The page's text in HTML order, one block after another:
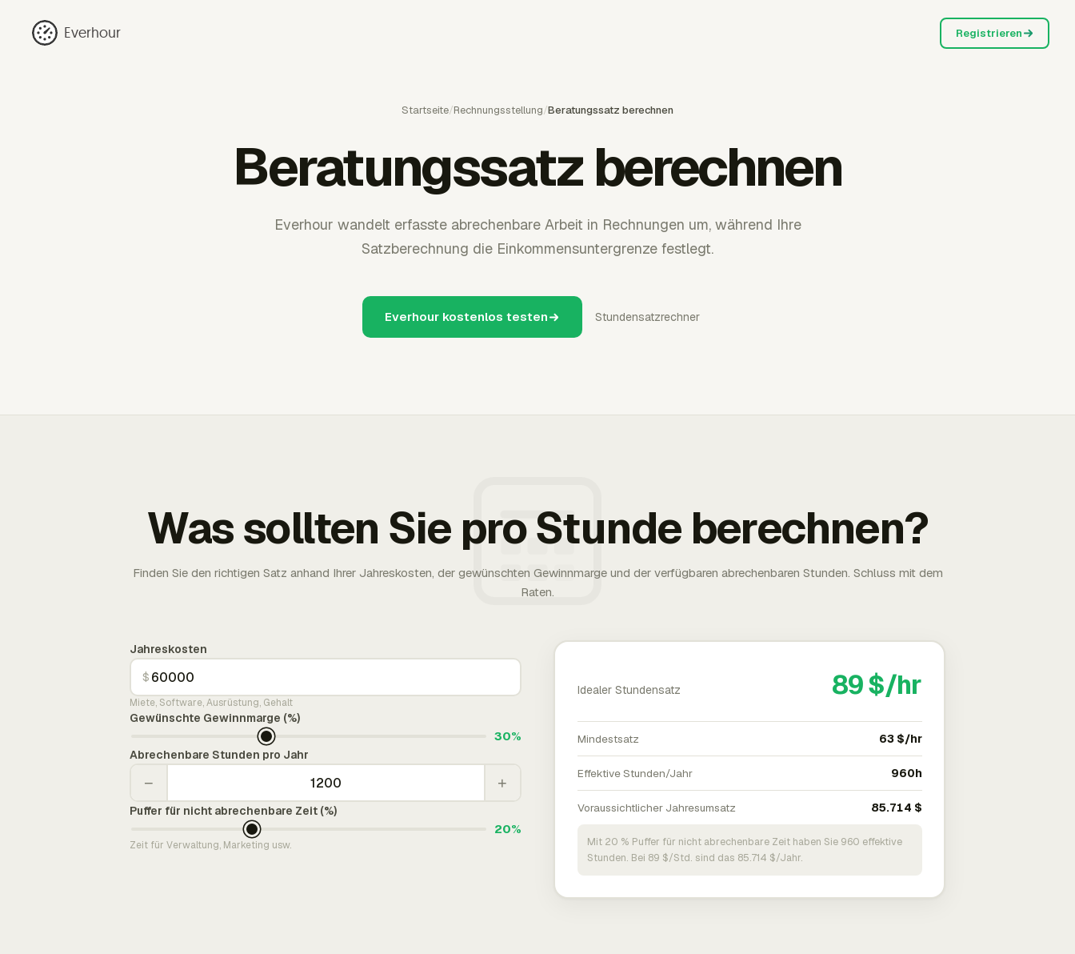
Everhour Registrieren
Startseite/Rechnungsstellung/Beratungssatz berechnen
Beratungssatz berechnen
Everhour wandelt erfasste abrechenbare Arbeit in Rechnungen um, während Ihre
Satzberechnung die Einkommensuntergrenze festlegt.
Everhour kostenlos testen Stundensatzrechner
Was sollten Sie pro Stunde berechnen?
Finden Sie den richtigen Satz anhand Ihrer Jahreskosten, der gewünschten Gewinnmarge und der verfügbaren abrechenbaren Stunden. Schluss mit dem
Raten.
Jahreskosten
$
Miete, Software, Ausrüstung, Gehalt
Gewünschte Gewinnmarge (%)
30%
Abrechenbare Stunden pro Jahr
− +
Puffer für nicht abrechenbare Zeit (%)
20%
Zeit für Verwaltung, Marketing usw.
Idealer Stundensatz 89 $/hr
Mindestsatz 63 $/hr
Effektive Stunden/Jahr 960h
Voraussichtlicher Jahresumsatz 85.714 $
Mit 20 % Puffer für nicht abrechenbare Zeit haben Sie 960 effektive
Stunden. Bei 89 $/Std. sind das 85.714 $/Jahr.